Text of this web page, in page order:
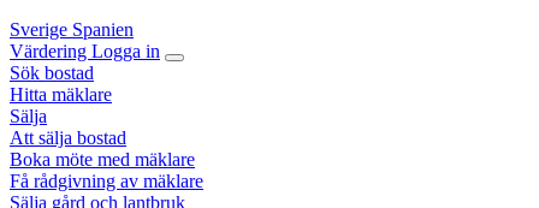
Sverige Spanien
Värdering Logga in
Sök bostad
Hitta mäklare
Sälja
Att sälja bostad
Boka möte med mäklare
Få rådgivning av mäklare
Sälja gård och lantbruk